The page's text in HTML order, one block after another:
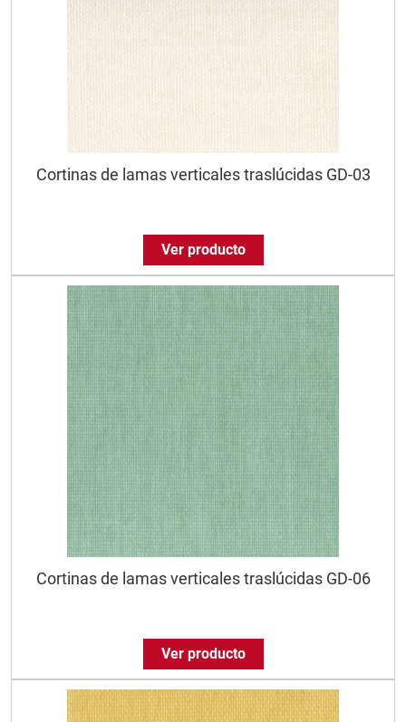
Cortinas de lamas verticales traslúcidas GD-03
Ver producto
Cortinas de lamas verticales traslúcidas GD-06
Ver producto